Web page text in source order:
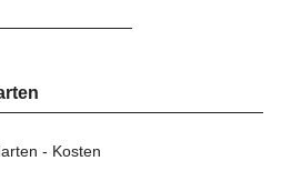
- Kosten